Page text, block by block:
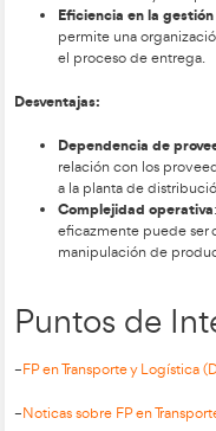
continuación, se
con sus características y
Este modelo implica
fabricante al
fabrican productos
profesionales o
Ventajas:
Reducción de
un inventario en